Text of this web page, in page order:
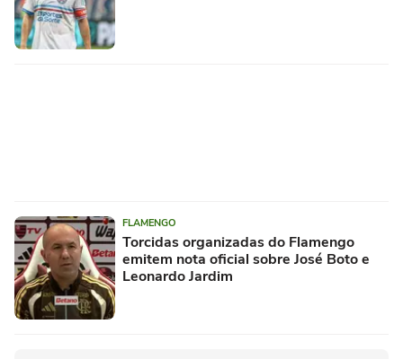
FLAMENGO
Torcidas organizadas do Flamengo
emitem nota oficial sobre José Boto e
Leonardo Jardim